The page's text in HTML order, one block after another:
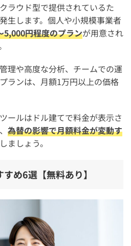
ラウド型で提供されているた
生します。個人や小規模事業者
5,000円程度のプランが用意され
理や高度な分析、チームでの運
ランは、月額1万円以上の価格
ールはドル建てで料金が表示さ
為替の影響で月額料金が変動す
ましょう。
め6選【無料あり】